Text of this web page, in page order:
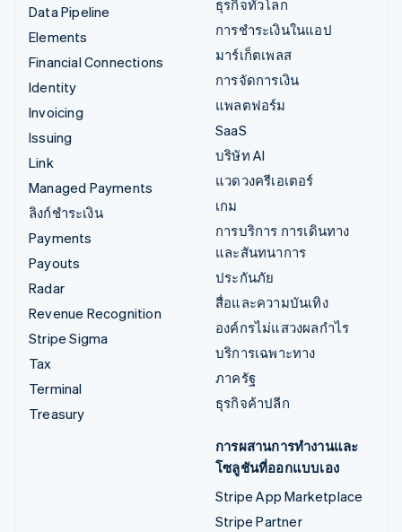
Data Pipeline
Elements
Financial Connections
Identity
Invoicing
Issuing
Link
Managed Payments
ลิงก์ชำระเงิน
Payments
Payouts
Radar
Revenue Recognition
Stripe Sigma
Tax
Terminal
Treasury
ธุรกิจทั่วโลก
การชำระเงินในแอป
มาร์เก็ตเพลส
การจัดการเงิน
แพลตฟอร์ม
SaaS
บริษัท AI
แวดวงครีเอเตอร์
เกม
การบริการ การเดินทาง
และสันทนาการ
ประกันภัย
สื่อและความบันเทิง
องค์กรไม่แสวงผลกำไร
บริการเฉพาะทาง
ภาครัฐ
ธุรกิจค้าปลีก
การผสานการทำงานและ
โซลูชันที่ออกแบบเอง
Stripe App Marketplace
Stripe Partner